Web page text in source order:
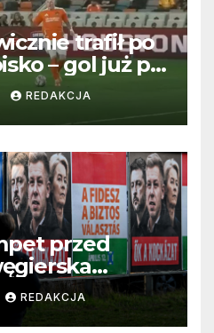
trafił po
– gol już po
REDAKCJA
przed
REDAKCJA